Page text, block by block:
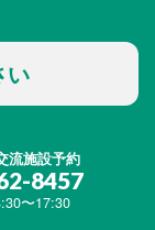
い
流施設予約
8457
〜17:30